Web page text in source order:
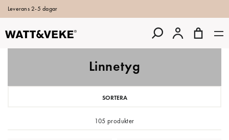
Leverans 2-5 dagar
Linnetyg
SORTERA
105 produkter